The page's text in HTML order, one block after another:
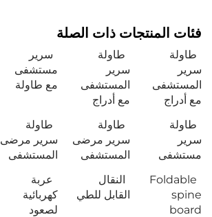
فئات المنتجات ذات الصلة
طاولة
سرير
المستشفى
مع أدراج
طاولة
سرير
المستشفى
مع أدراج
سرير
مستشفى
مع طاولة
طاولة
سرير
مستشفى
طاولة
سرير مرضى
المستشفى
طاولة
سرير مرضى
المستشفى
Foldable
spine
board
النقال
القابل للطي
عربة
كهربائية
لصعود